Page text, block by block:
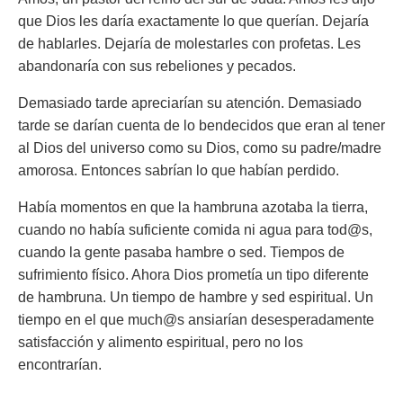
que Dios les daría exactamente lo que querían. Dejaría
de hablarles. Dejaría de molestarles con profetas. Les
abandonaría con sus rebeliones y pecados.
Demasiado tarde apreciarían su atención. Demasiado
tarde se darían cuenta de lo bendecidos que eran al tener
al Dios del universo como su Dios, como su padre/madre
amorosa. Entonces sabrían lo que habían perdido.
Había momentos en que la hambruna azotaba la tierra,
cuando no había suficiente comida ni agua para tod@s,
cuando la gente pasaba hambre o sed. Tiempos de
sufrimiento físico. Ahora Dios prometía un tipo diferente
de hambruna. Un tiempo de hambre y sed espiritual. Un
tiempo en el que much@s ansiarían desesperadamente
satisfacción y alimento espiritual, pero no los
encontrarían.